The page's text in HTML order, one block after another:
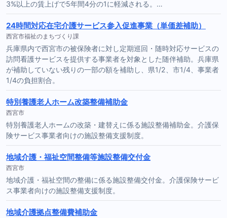
3%以上の賃上げで5年間4分の1に軽減される。…
24時間対応在宅介護サービス参入促進事業（単価差補助）
西宮市福祉のまちづくり課
兵庫県内で西宮市の被保険者に対し定期巡回・随時対応サービスの
訪問看護サービスを提供する事業者を対象とした随伴補助。兵庫県
が補助していない残りの一部の額を補助し、県1/2、市1/4、事業者
1/4の負担割合。
特別養護老人ホーム改築整備補助金
西宮市
特別養護老人ホームの改築・建替えに係る施設整備補助金。介護保
険サービス事業者向けの施設整備支援制度。
地域介護・福祉空間整備等施設整備交付金
西宮市
地域介護・福祉空間の整備に係る施設整備交付金。介護保険サービ
ス事業者向けの施設整備支援制度。
地域介護拠点整備費補助金